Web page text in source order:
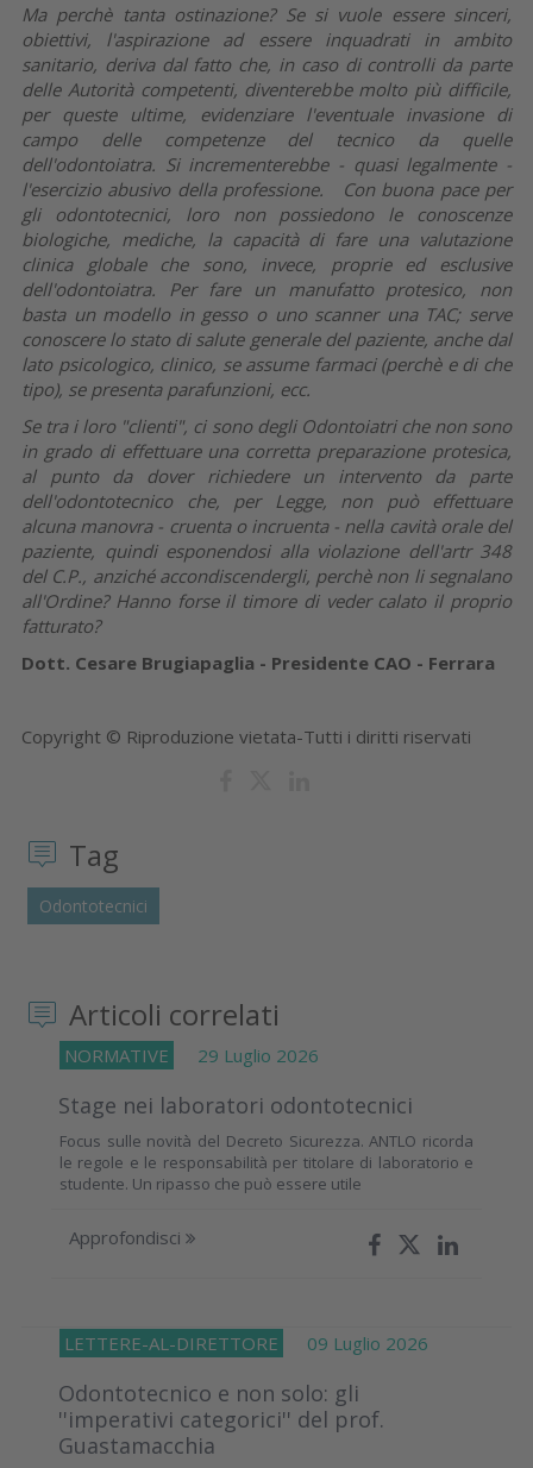
Ma perchè tanta ostinazione? Se si vuole essere sinceri,
obiettivi, l'aspirazione ad essere inquadrati in ambito
sanitario, deriva dal fatto che, in caso di controlli da parte
delle Autorità competenti, diventerebbe molto più difficile,
per queste ultime, evidenziare l'eventuale invasione di
campo delle competenze del tecnico da quelle
dell'odontoiatra. Si incrementerebbe - quasi legalmente -
l'esercizio abusivo della professione. Con buona pace per
gli odontotecnici, loro non possiedono le conoscenze
biologiche, mediche, la capacità di fare una valutazione
clinica globale che sono, invece, proprie ed esclusive
dell'odontoiatra. Per fare un manufatto protesico, non
basta un modello in gesso o uno scanner una TAC; serve
conoscere lo stato di salute generale del paziente, anche dal
lato psicologico, clinico, se assume farmaci (perchè e di che
tipo), se presenta parafunzioni, ecc.
Se tra i loro "clienti", ci sono degli Odontoiatri che non sono
in grado di effettuare una corretta preparazione protesica,
al punto da dover richiedere un intervento da parte
dell'odontotecnico che, per Legge, non può effettuare
alcuna manovra - cruenta o incruenta - nella cavità orale del
paziente, quindi esponendosi alla violazione dell'artr 348
del C.P., anziché accondiscendergli, perchè non li segnalano
all'Ordine? Hanno forse il timore di veder calato il proprio
fatturato?
Dott. Cesare Brugiapaglia - Presidente CAO - Ferrara
Copyright © Riproduzione vietata-Tutti i diritti riservati
Tag
Odontotecnici
Articoli correlati
NORMATIVE 29 Luglio 2026
Stage nei laboratori odontotecnici
Focus sulle novità del Decreto Sicurezza. ANTLO ricorda
le regole e le responsabilità per titolare di laboratorio e
studente. Un ripasso che può essere utile
Approfondisci
LETTERE-AL-DIRETTORE 09 Luglio 2026
Odontotecnico e non solo: gli
''imperativi categorici'' del prof.
Guastamacchia